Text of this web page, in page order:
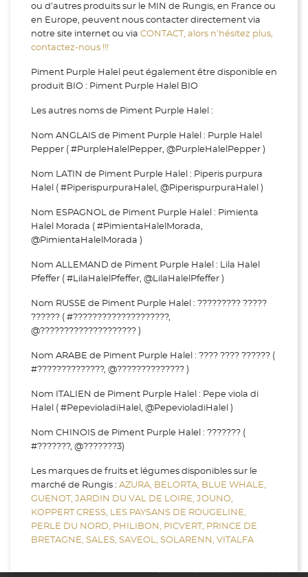
ou d’autres produits sur le MIN de Rungis, en France ou
en Europe, peuvent nous contacter directement via
notre site internet ou via CONTACT, alors n’hésitez plus,
contactez-nous !!!
Piment Purple Halel peut également être disponible en
produit BIO : Piment Purple Halel BIO
Les autres noms de Piment Purple Halel :
Nom ANGLAIS de Piment Purple Halel : Purple Halel
Pepper ( #PurpleHalelPepper, @PurpleHalelPepper )
Nom LATIN de Piment Purple Halel : Piperis purpura
Halel ( #PiperispurpuraHalel, @PiperispurpuraHalel )
Nom ESPAGNOL de Piment Purple Halel : Pimienta
Halel Morada ( #PimientaHalelMorada,
@PimientaHalelMorada )
Nom ALLEMAND de Piment Purple Halel : Lila Halel
Pfeffer ( #LilaHalelPfeffer, @LilaHalelPfeffer )
Nom RUSSE de Piment Purple Halel : ????????? ?????
?????? ( #????????????????????,
@???????????????????? )
Nom ARABE de Piment Purple Halel : ???? ???? ?????? (
#??????????????, @?????????????? )
Nom ITALIEN de Piment Purple Halel : Pepe viola di
Halel ( #PepevioladiHalel, @PepevioladiHalel )
Nom CHINOIS de Piment Purple Halel : ??????? (
#???????, @???????3)
Les marques de fruits et légumes disponibles sur le
marché de Rungis : AZURA, BELORTA, BLUE WHALE,
GUENOT, JARDIN DU VAL DE LOIRE, JOUNO,
KOPPERT CRESS, LES PAYSANS DE ROUGELINE,
PERLE DU NORD, PHILIBON, PICVERT, PRINCE DE
BRETAGNE, SALES, SAVEOL, SOLARENN, VITALFA